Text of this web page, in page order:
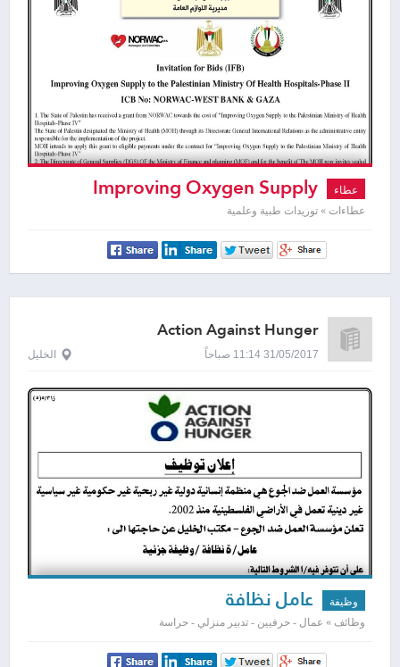
عطاء
عطاءات » توريدات طبية وعلمية
Action Against Hunger
31/05/2017 11:14 صباحاً الخليل
وظيفة عامل نظافة
وظائف » عمال - حرفيين - تدبير منزلي - حراسة